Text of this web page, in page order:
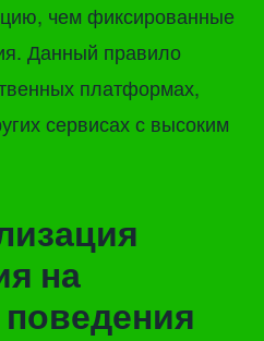
чем фиксированные
Данный правило
платформах,
сервисах с высоким
на